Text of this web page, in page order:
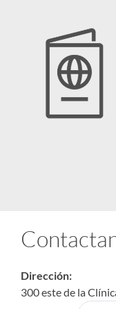
Dirección:
300 este de la